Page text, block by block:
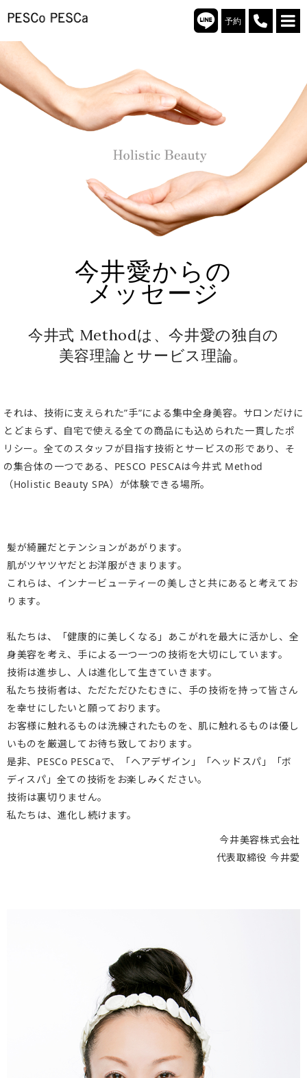
予約
今井愛からの
メッセージ
今井式 Methodは、今井愛の独自の
美容理論とサービス理論。
それは、技術に支えられた”手”による集中全身美容。サロンだけに
とどまらず、自宅で使える全ての商品にも込められた一貫したポ
リシー。全てのスタッフが目指す技術とサービスの形であり、そ
の集合体の一つである、PESCO PESCAは今井式 Method
（Holistic Beauty SPA）が体験できる場所。
髪が綺麗だとテンションがあがります。
肌がツヤツヤだとお洋服がきまります。
これらは、インナービューティーの美しさと共にあると考えてお
ります。
私たちは、「健康的に美しくなる」あこがれを最大に活かし、全
身美容を考え、手による一つ一つの技術を大切にしています。
技術は進歩し、人は進化して生きていきます。
私たち技術者は、ただただひたむきに、手の技術を持って皆さん
を幸せにしたいと願っております。
お客様に触れるものは洗練されたものを、肌に触れるものは優し
いものを厳選してお待ち致しております。
是非、PESCo PESCaで、「ヘアデザイン」「ヘッドスパ」「ボ
ディスパ」全ての技術をお楽しみください。
技術は裏切りません。
私たちは、進化し続けます。
今井美容株式会社
代表取締役 今井愛